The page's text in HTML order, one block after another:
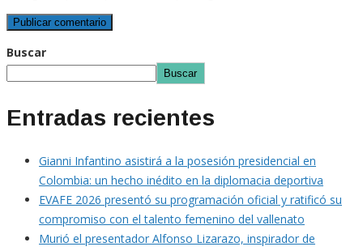
Buscar
Buscar
Entradas recientes
Gianni Infantino asistirá a la posesión presidencial en
Colombia: un hecho inédito en la diplomacia deportiva
EVAFE 2026 presentó su programación oficial y ratificó su
compromiso con el talento femenino del vallenato
Murió el presentador Alfonso Lizarazo, inspirador de